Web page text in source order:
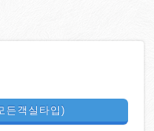
든객실타입)